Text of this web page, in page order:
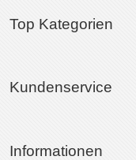
Top Kategorien
Kundenservice
Informationen